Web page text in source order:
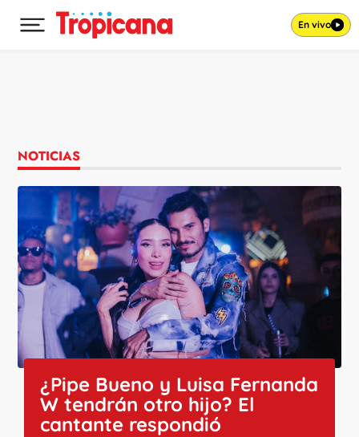
Desplegar menú principal En vivo
NOTICIAS
¿Pipe Bueno y Luisa Fernanda
W tendrán otro hijo? El
cantante respondió